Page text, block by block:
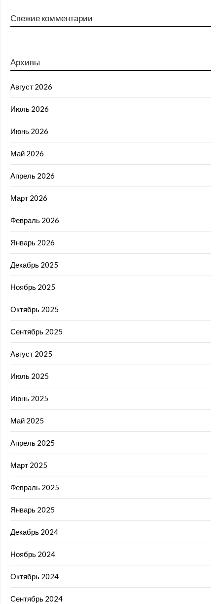
Свежие комментарии
Архивы
Август 2026
Июль 2026
Июнь 2026
Май 2026
Апрель 2026
Март 2026
Февраль 2026
Январь 2026
Декабрь 2025
Ноябрь 2025
Октябрь 2025
Сентябрь 2025
Август 2025
Июль 2025
Июнь 2025
Май 2025
Апрель 2025
Март 2025
Февраль 2025
Январь 2025
Декабрь 2024
Ноябрь 2024
Октябрь 2024
Сентябрь 2024